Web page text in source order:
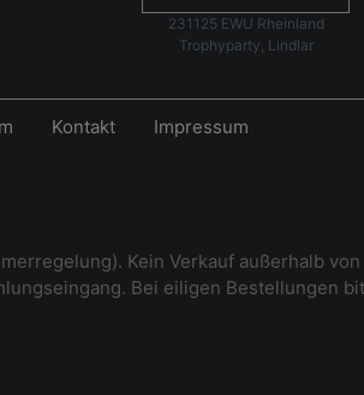
231125 EWU Rheinland
Trophyparty, Lindlar
Kontakt Impressum
Kein Verkauf außerhalb
Bei eiligen Bestellungen